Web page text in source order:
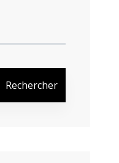
Rechercher